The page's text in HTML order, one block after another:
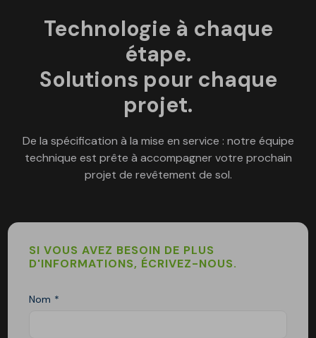
Technologie à chaque
étape.
Solutions pour chaque
projet.
De la spécification à la mise en service : notre équipe
technique est prête à accompagner votre prochain
projet de revêtement de sol.
SI VOUS AVEZ BESOIN DE PLUS
D'INFORMATIONS, ÉCRIVEZ-NOUS.
Nom